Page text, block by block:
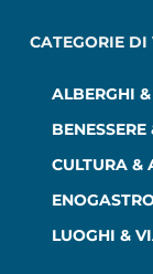
CATEGORIE DI
ALBERGHI
BENESSERE
CULTURA &
LUOGHI &